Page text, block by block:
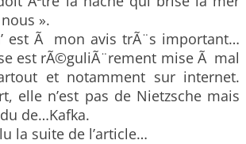
».
est Ã mon avis trÃ¨s important…
est rÃ©guliÃ¨rement mise Ã mal
et notamment sur internet.
elle n’est pas de Nietzsche mais
de…Kafka.
lu la suite de l’article…